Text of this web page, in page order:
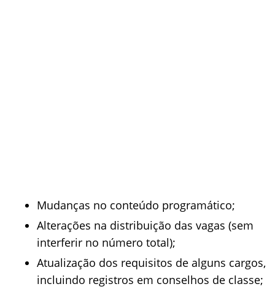
Mudanças no conteúdo programático;
Alterações na distribuição das vagas (sem
interferir no número total);
Atualização dos requisitos de alguns cargos,
incluindo registros em conselhos de classe;